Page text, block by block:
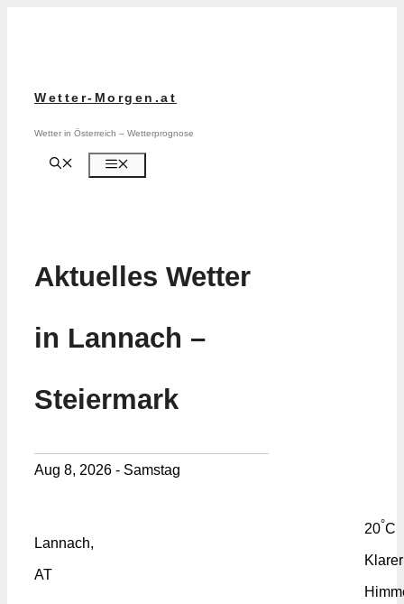
Wetter-Morgen.at
Wetter in Österreich – Wetterprognose
Aktuelles Wetter
in Lannach –
Steiermark
Aug 8, 2026 - Samstag
Lannach,
AT
20°C
Klarer